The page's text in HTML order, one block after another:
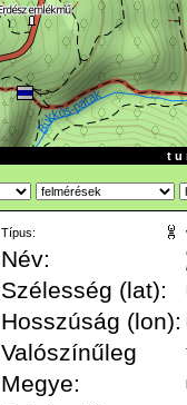
t u
Típus:
Név:
Szélesség (lat):
Hosszúság (lon):
Valószínűleg
Megye: